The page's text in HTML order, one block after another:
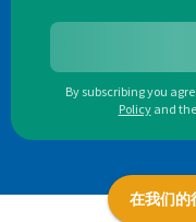
By subscribing you
Policy and
在我们的